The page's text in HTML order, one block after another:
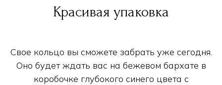
Красивая упаковка
Свое кольцо вы сможете забрать уже сегодня.
Оно будет ждать вас на бежевом бархате в
коробочке глубокого синего цвета с